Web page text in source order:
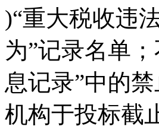
)“重大税收违
为”记录名单
息记录”中的
机构于投标截